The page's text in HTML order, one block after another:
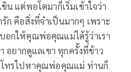
น แต่พอโตมาก็เริ่มเข้าใจว่า
ก คือสิ่งที่จำเป็นมากๆ เพราะ
อกให้คุณพ่อคุณแม่ได้รู้ว่าเรา
อยากดูแลเขา ทุกครั้งที่ข้าว
ทรไปหาคุณพ่อคุณแม่ ท่านก็